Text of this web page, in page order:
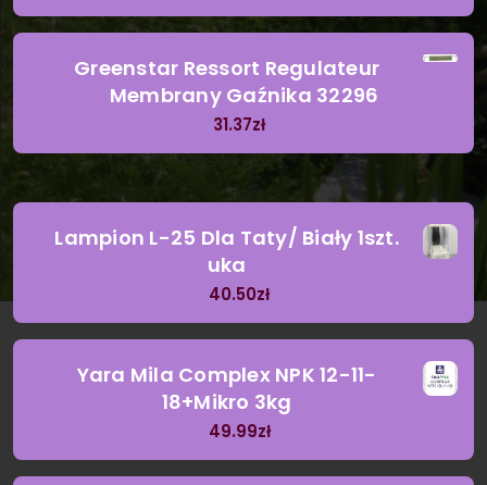
Greenstar Ressort Regulateur
Membrany Gaźnika 32296
31.37zł
Lampion L-25 Dla Taty/ Biały 1szt.
uka
40.50zł
Yara Mila Complex NPK 12-11-
18+Mikro 3kg
49.99zł